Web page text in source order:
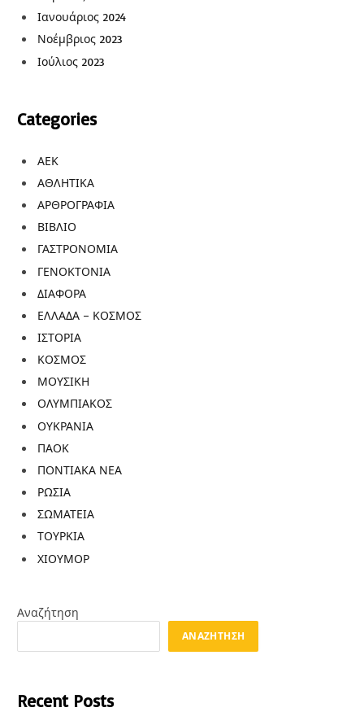
Ιανουάριος 2024
Νοέμβριος 2023
Ιούλιος 2023
Categories
ΑΕΚ
ΑΘΛΗΤΙΚΑ
ΑΡΘΡΟΓΡΑΦΙΑ
ΒΙΒΛΙΟ
ΓΑΣΤΡΟΝΟΜΙΑ
ΓΕΝΟΚΤΟΝΙΑ
ΔΙΑΦΟΡΑ
ΕΛΛΑΔΑ – ΚΟΣΜΟΣ
ΙΣΤΟΡΙΑ
ΚΟΣΜΟΣ
ΜΟΥΣΙΚΗ
ΟΛΥΜΠΙΑΚΟΣ
ΟΥΚΡΑΝΙΑ
ΠΑΟΚ
ΠΟΝΤΙΑΚΑ ΝΕΑ
ΡΩΣΙΑ
ΣΩΜΑΤΕΙΑ
ΤΟΥΡΚΙΑ
ΧΙΟΥΜΟΡ
Αναζήτηση
ΑΝΑΖΉΤΗΣΗ
Recent Posts